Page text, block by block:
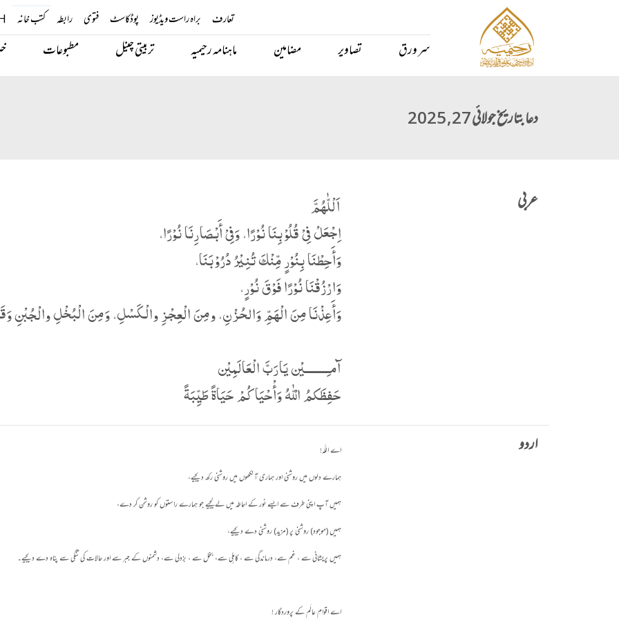
تعارف براہ راست ویڈیوز پوڈکاسٹ فتوی رابطہ کتب خانہ
سر ورق تصاویر مضامین ماہنامہ رحیمیہ تربیتی چینل مطبوعات
دعا بتاریخ جولائی 27, 2025
عربی
اَلْلّٰهُمَّ
اِجْعَلْ فِیْ قُلُوْبِنَا نُوْرًا، وَفِیْ أَبْصَارِنَا نُوْرًا،
وَأَحِطْنَا بِنُوْرٍ مِّنْكَ تُنِیْرُ دُرُوْبَنَا،
وَارْزُقْنَا نُوْرًا فَوْقَ نُوْرٍ،
وَأَعِذْنَا مِنَ الْھَمِّ وَالحُزْنِ، ومِنَ الْعِجْزِ والْکَسْلِ، وَمِنَ الْبُخْلِ والْجُبْنِ
آمـِــــــــيْن يَارَبَّ الْعَالَمِيْن
حَفِظَكمُ الْلّٰهُ وَأْحْيَاكُمْ حَيَاةً طَيِّبَةً
اردو
اے اللّٰہ!
ہمارے دلوں میں روشنی اور ہماری آنکھوں میں روشنی رکھ دیجیے،
ہمیں آپ اپنی طرف سے ایسے نور کے احاطہ میں لےلیجیے جو ہمارے راستوں کو روشن کر دے،
ہمیں (موجود) روشنی پر (مزید) روشنی دے دیجیے،
ہمیں پریشانی سے ، غم سے، درماندگی سے ، کاہلی سے، بخل سے ، بزدلی سے، دشمنوں کے جبر سے اور حالات کی تنگی سے پناہ دے دیجیے۔
اے اقوامِ عالَم کے پروردگار !